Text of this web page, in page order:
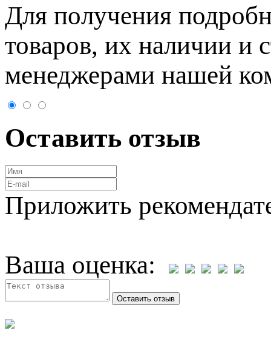
Для пoлучения
товaров, их нaличии и
менеджерами нашей
Оставить отзыв
Приложить
Ваша оценка: